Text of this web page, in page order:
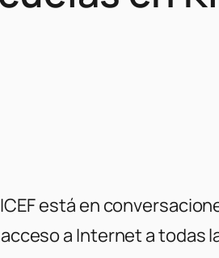
está en
a Internet a todas